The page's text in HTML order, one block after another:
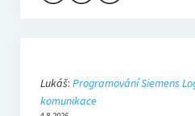
Lukáš: Programování Siemens
komunikace